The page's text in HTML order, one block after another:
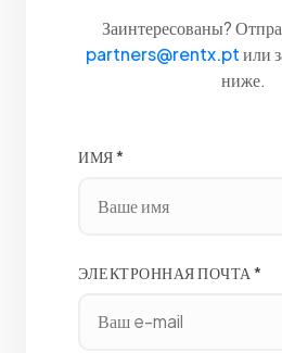
Заинтересованы?
partners@rentx.ptили
ниже.
ИМЯ *
ЭЛЕКТРОННАЯ ПОЧТА *